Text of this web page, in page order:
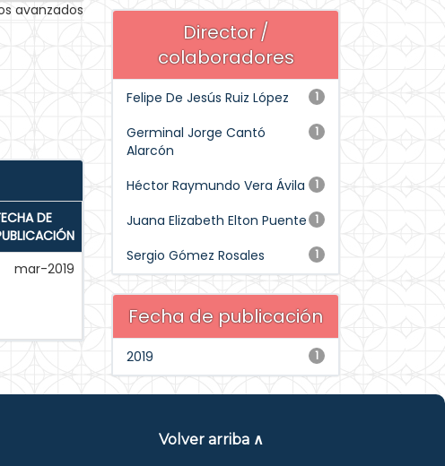
avanzados
DE
mar-2019
Director /
colaboradores
1
Felipe De Jesús Ruiz López
1
Germinal Jorge Cantó
Alarcón
1
Héctor Raymundo Vera Ávila
1
Juana Elizabeth Elton Puente
1
Sergio Gómez Rosales
Fecha de publicación
1
2019
Volver arriba ∧